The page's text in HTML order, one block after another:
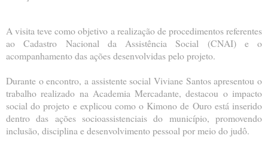
A visita teve como objetivo a realização de procedimentos referentes
ao Cadastro Nacional da Assistência Social (CNAI) e o
acompanhamento das ações desenvolvidas pelo projeto.
Durante o encontro, a assistente social Viviane Santos apresentou o
trabalho realizado na Academia Mercadante, destacou o impacto
social do projeto e explicou como o Kimono de Ouro está inserido
dentro das ações socioassistenciais do município, promovendo
inclusão, disciplina e desenvolvimento pessoal por meio do judô.